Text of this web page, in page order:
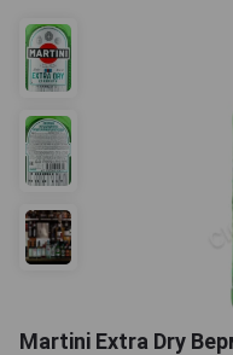
Martini Extra Dry